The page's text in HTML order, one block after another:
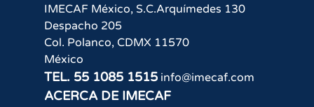
IMECAF México, S.C.Arquímedes 130
Despacho 205
Col. Polanco, CDMX 11570
México
TEL. 55 1085 1515 info@imecaf.com
ACERCA DE IMECAF